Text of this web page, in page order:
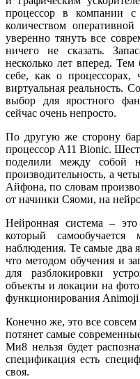
процессор в компании
количеством
уверенно тянуть все
ничего не сказать.
несколько лет вперед.
себе, как о процессорах,
виртуальная реальность.
выбор для яростного
сейчас очень непросто.
По другую же сторону
процессор A11 Bionic.
поделили между собой
производительность, а
Айфона, по словам
от начинки Сяоми, на
Нейронная система – это
который
наблюдения. Те самые два
что методом обучения и
для разблокировки
объекты и локации на
функционирования Animoji
Конечно же, это все
потянет самые
Ми8 нельзя будет
спецификация есть
своя.